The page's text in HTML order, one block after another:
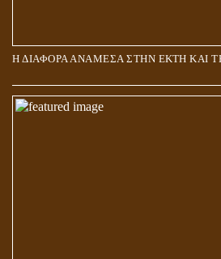
Η ΔΙΑΦΟΡΑ ΑΝΑΜΕΣΑ ΣΤΗΝ ΕΚΤΗ ΚΑΙ